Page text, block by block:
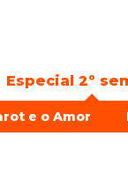
Especial 2º
e o Amor